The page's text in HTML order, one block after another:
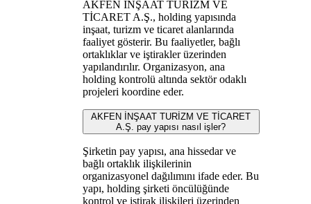
AKFEN İNŞAAT TURİZM VE
TİCARET A.Ş., holding yapısında
inşaat, turizm ve ticaret alanlarında
faaliyet gösterir. Bu faaliyetler, bağlı
ortaklıklar ve iştirakler üzerinden
yapılandırılır. Organizasyon, ana
holding kontrolü altında sektör odaklı
projeleri koordine eder.
AKFEN İNŞAAT TURİZM VE TİCARET
A.Ş. pay yapısı nasıl işler?
Şirketin pay yapısı, ana hissedar ve
bağlı ortaklık ilişkilerinin
organizasyonel dağılımını ifade eder. Bu
yapı, holding şirketi öncülüğünde
kontrol ve iştirak ilişkileri üzerinden